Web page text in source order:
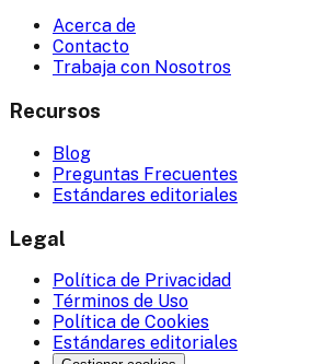
Acerca de
Contacto
Trabaja con Nosotros
Recursos
Blog
Preguntas Frecuentes
Estándares editoriales
Legal
Política de Privacidad
Términos de Uso
Política de Cookies
Estándares editoriales